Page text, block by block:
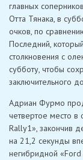
главных
Отта Тянака, в
очков, по
Последний,
столкновения с
субботу, чтобы
заключительного
Адриан Фурмо
четвертое место
Rally1», закончив
на 21,2 секунды
негибридной «Ford